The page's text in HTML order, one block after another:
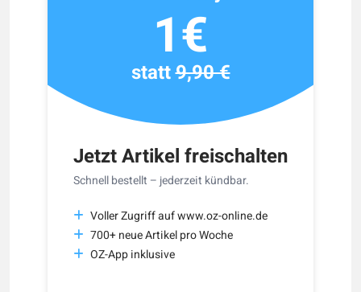
Jetzt Artikel freischalten
Schnell bestellt – jederzeit kündbar.
Voller Zugriff auf www.oz-online.de
700+ neue Artikel pro Woche
OZ-App inklusive
1€
statt9,90 €